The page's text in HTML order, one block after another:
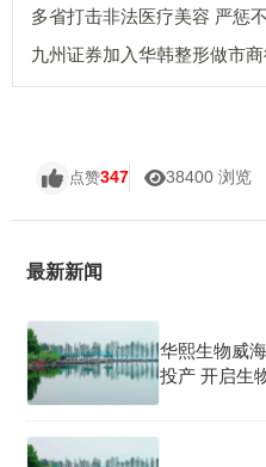
多省打击非法医疗美容 严惩
九州证券加入华韩整形做市
点赞347 38400 浏览
最新新闻
华熙生物威
投产 开启生